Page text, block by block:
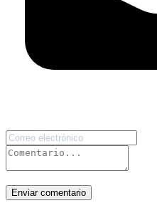
Enviar comentario